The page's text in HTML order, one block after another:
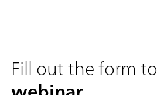
Fill out the form to